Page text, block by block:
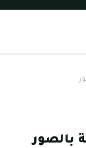
بالصور